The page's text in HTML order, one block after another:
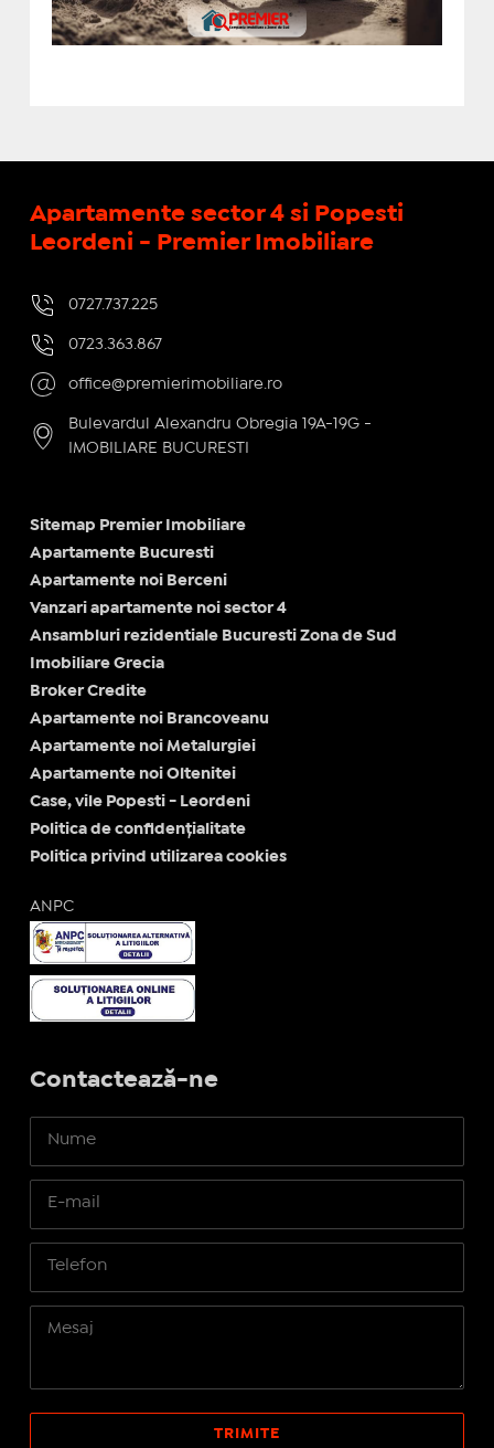
Apartamente sector 4 si Popesti
Leordeni - Premier Imobiliare
0727.737.225
0723.363.867
office@premierimobiliare.ro
Bulevardul Alexandru Obregia 19A-19G -
IMOBILIARE BUCURESTI
Sitemap Premier Imobiliare
Apartamente Bucuresti
Apartamente noi Berceni
Vanzari apartamente noi sector 4
Ansambluri rezidentiale Bucuresti Zona de Sud
Imobiliare Grecia
Broker Credite
Apartamente noi Brancoveanu
Apartamente noi Metalurgiei
Apartamente noi Oltenitei
Case, vile Popesti - Leordeni
Politica de confidențialitate
Politica privind utilizarea cookies
ANPC
Contactează-ne